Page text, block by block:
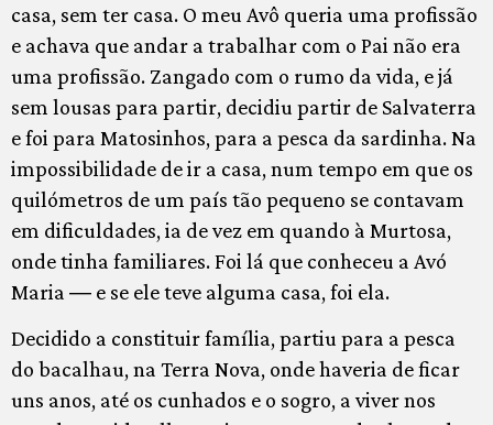
casa, sem ter casa. O meu Avô queria uma profissão
e achava que andar a trabalhar com o Pai não era
uma profissão. Zangado com o rumo da vida, e já
sem lousas para partir, decidiu partir de Salvaterra
e foi para Matosinhos, para a pesca da sardinha. Na
impossibilidade de ir a casa, num tempo em que os
quilómetros de um país tão pequeno se contavam
em dificuldades, ia de vez em quando à Murtosa,
onde tinha familiares. Foi lá que conheceu a Avó
Maria ― e se ele teve alguma casa, foi ela.
Decidido a constituir família, partiu para a pesca
do bacalhau, na Terra Nova, onde haveria de ficar
uns anos, até os cunhados e o sogro, a viver nos